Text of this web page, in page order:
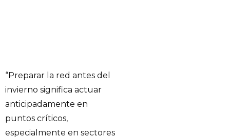
“Preparar la red antes del
invierno significa actuar
anticipadamente en
puntos críticos,
especialmente en sectores